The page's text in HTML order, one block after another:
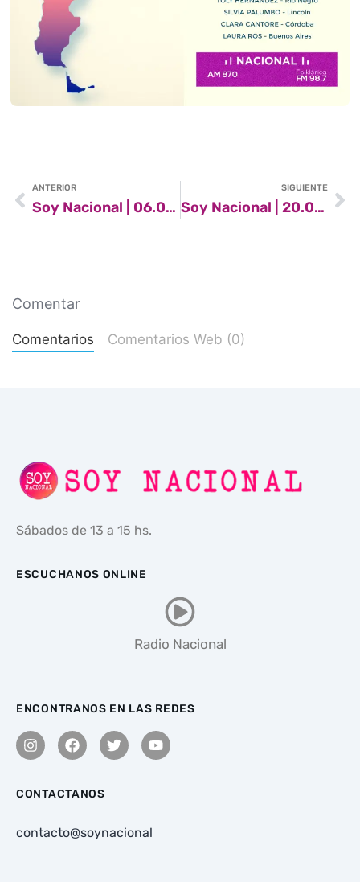
ANTERIOR
Soy Nacional | 06.03.2021
SIGUIENTE
Soy Nacional | 20.03.2021
Comentar
Comentarios Comentarios Web (0)
Sábados de 13 a 15 hs.
ESCUCHANOS ONLINE
Radio Nacional
ENCONTRANOS EN LAS REDES
CONTACTANOS
contacto@soynacional